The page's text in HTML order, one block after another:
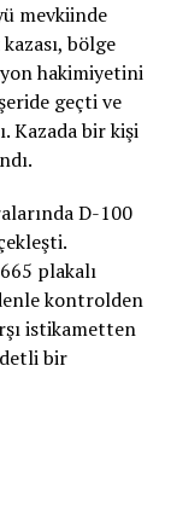
mevkiinde
bölge
hakimiyetini
geçti ve
Kazada bir kişi
D-100
plakalı
kontrolden
istikametten
bir